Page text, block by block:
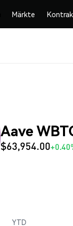
Märkte
Aave
$63,954.00
YTD